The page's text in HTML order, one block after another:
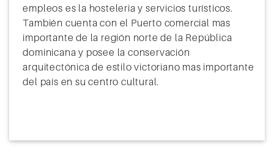
empleos es la hosteleria y servicios turísticos.
También cuenta con el Puerto comercial mas
importante de la región norte de la República
dominicana y posee la conservación
arquitectónica de estilo victoriano mas importante
del país en su centro cultural.